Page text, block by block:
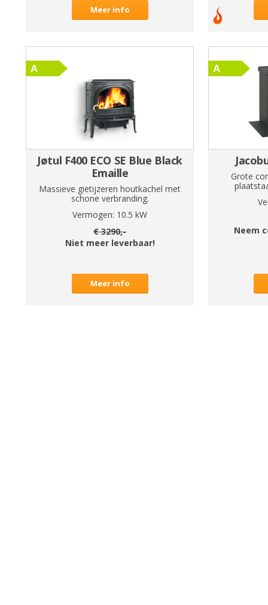
Meer info
Jøtul F400 ECO SE Blue Black
Emaille
Massieve gietijzeren houtkachel met
schone verbranding.
Vermogen: 10.5 kW
€3290,-
Niet meer leverbaar!
Meer info
Grote
Neem